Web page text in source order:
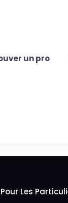
un pro
Pour Les